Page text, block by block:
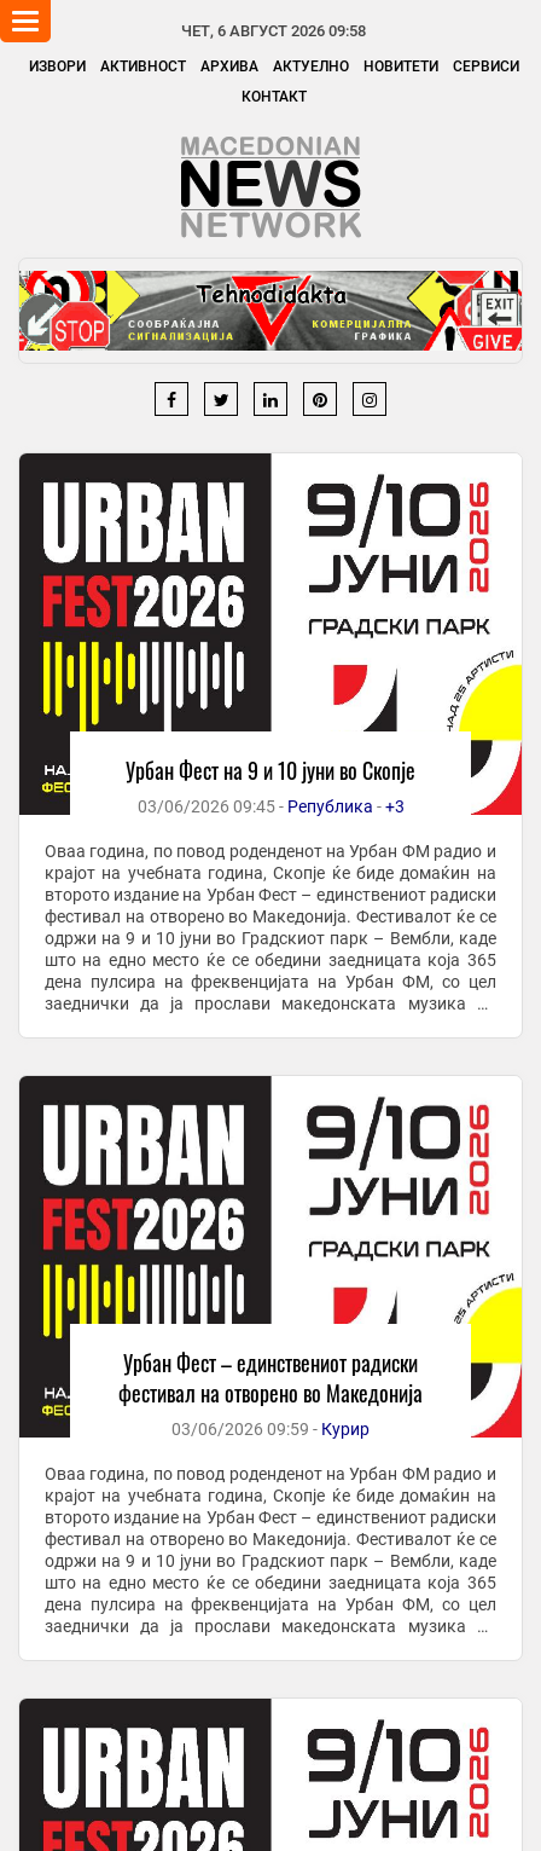
ЧЕТ, 6 АВГУСТ 2026 09:58
ИЗВОРИ АКТИВНОСТ АРХИВА АКТУЕЛНО НОВИТЕТИ
СЕРВИСИ
КОНТАКТ
Toggle
navigation
Урбан Фест на 9 и 10 јуни во Скопје
03/06/2026 09:45 - Република -+3
Оваа година, по повод роденденот на Урбан ФМ радио и
крајот на учебната година, Скопје ќе биде домаќин на
второто издание на Урбан Фест – единствениот радиски
фестивал на отворено во Македонија. Фестивалот ќе се
одржи на 9 и 10 јуни во Градскиот парк – Вембли, каде
што на едно место ќе се обедини заедницата која 365
дена пулсира на фреквенцијата на Урбан ФМ, со цел
заеднички да ја прослави македонската музика во
Урбан Фест – единствениот радиски
фестивал на отворено во Македонија
03/06/2026 09:59 - Курир
Оваа година, по повод роденденот на Урбан ФМ радио и
крајот на учебната година, Скопје ќе биде домаќин на
второто издание на Урбан Фест – единствениот радиски
фестивал на отворено во Македонија. Фестивалот ќе се
одржи на 9 и 10 јуни во Градскиот парк – Вембли, каде
што на едно место ќе се обедини заедницата која 365
дена пулсира на фреквенцијата на Урбан ФМ, со цел
заеднички да ја прослави македонската музика во